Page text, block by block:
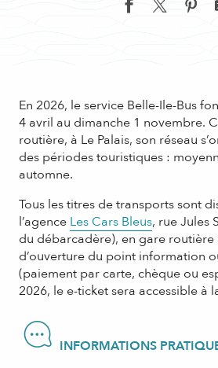
En 2026, le service Belle-Ile-Bus
4 avril au dimanche 1 novembre.
routière, à Le Palais, son réseau
des périodes touristiques :
automne.
Tous les titres de transports sont
l’agence Les Cars Bleus, rue Jules
du débarcadère), en gare routière
d’ouverture du point information
(paiement par carte, chèque ou
2026, le e-ticket sera accessible à
INFORMATIONS